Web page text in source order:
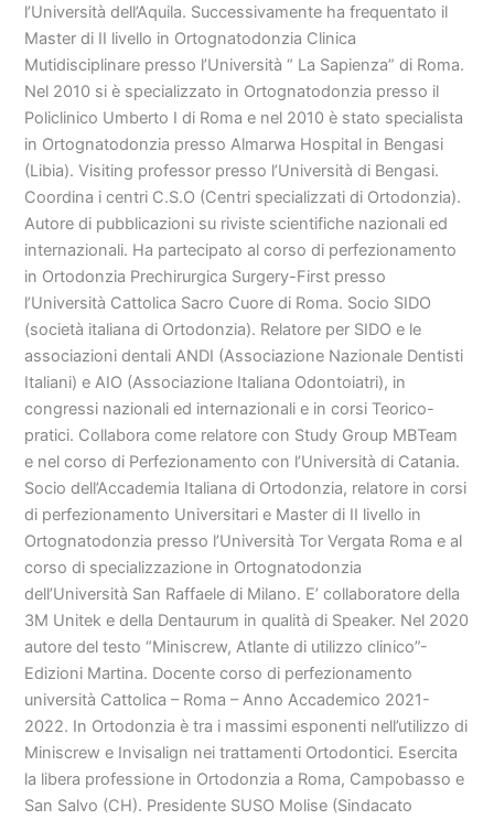
l’Università dell’Aquila. Successivamente ha frequentato il
Master di II livello in Ortognatodonzia Clinica
Mutidisciplinare presso l’Università “ La Sapienza” di Roma.
Nel 2010 si è specializzato in Ortognatodonzia presso il
Policlinico Umberto I di Roma e nel 2010 è stato specialista
in Ortognatodonzia presso Almarwa Hospital in Bengasi
(Libia). Visiting professor presso l’Università di Bengasi.
Coordina i centri C.S.O (Centri specializzati di Ortodonzia).
Autore di pubblicazioni su riviste scientifiche nazionali ed
internazionali. Ha partecipato al corso di perfezionamento
in Ortodonzia Prechirurgica Surgery-First presso
l’Università Cattolica Sacro Cuore di Roma. Socio SIDO
(società italiana di Ortodonzia). Relatore per SIDO e le
associazioni dentali ANDI (Associazione Nazionale Dentisti
Italiani) e AIO (Associazione Italiana Odontoiatri), in
congressi nazionali ed internazionali e in corsi Teorico-
pratici. Collabora come relatore con Study Group MBTeam
e nel corso di Perfezionamento con l’Università di Catania.
Socio dell’Accademia Italiana di Ortodonzia, relatore in corsi
di perfezionamento Universitari e Master di II livello in
Ortognatodonzia presso l’Università Tor Vergata Roma e al
corso di specializzazione in Ortognatodonzia
dell’Università San Raffaele di Milano. E’ collaboratore della
3M Unitek e della Dentaurum in qualità di Speaker. Nel 2020
autore del testo “Miniscrew, Atlante di utilizzo clinico”-
Edizioni Martina. Docente corso di perfezionamento
università Cattolica – Roma – Anno Accademico 2021-
2022. In Ortodonzia è tra i massimi esponenti nell’utilizzo di
Miniscrew e Invisalign nei trattamenti Ortodontici. Esercita
la libera professione in Ortodonzia a Roma, Campobasso e
San Salvo (CH). Presidente SUSO Molise (Sindacato